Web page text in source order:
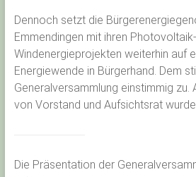
Dennoch setzt die
Emmendingen mit ihren
Windenergieprojekten weiterhin auf
Energiewende in Bürgerhand. Dem
Generalversammlung einstimmig zu.
von Vorstand und Aufsichtsrat
Die Präsentation der